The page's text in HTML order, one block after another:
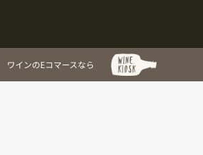
ワインのEコマースなら